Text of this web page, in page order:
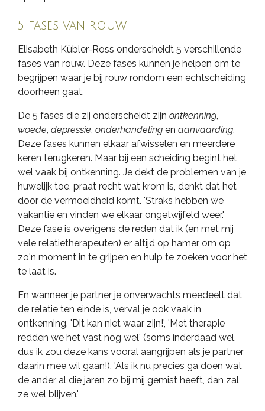
5 fases van rouw
Elisabeth Kübler-Ross onderscheidt 5 verschillende
fases van rouw. Deze fases kunnen je helpen om te
begrijpen waar je bij rouw rondom een echtscheiding
doorheen gaat.
De 5 fases die zij onderscheidt zijn ontkenning
woede depressie onderhandeling en aanvaarding.
Deze fases kunnen elkaar afwisselen en meerdere
keren terugkeren. Maar bij een scheiding begint het
wel vaak bij ontkenning. Je dekt de problemen van je
huwelijk toe, praat recht wat krom is, denkt dat het
door de vermoeidheid komt. 'Straks hebben we
vakantie en vinden we elkaar ongetwijfeld weer.'
Deze fase is overigens de reden dat ik (en met mij
vele relatietherapeuten) er altijd op hamer om op
zo'n moment in te grijpen en hulp te zoeken voor het
te laat is.
En wanneer je partner je onverwachts meedeelt dat
de relatie ten einde is, verval je ook vaak in
ontkenning. 'Dit kan niet waar zijn!', 'Met therapie
redden we het vast nog wel' (soms inderdaad wel,
dus ik zou deze kans vooral aangrijpen als je partner
daarin mee wil gaan!), 'Als ik nu precies ga doen wat
de ander al die jaren zo bij mij gemist heeft, dan zal
ze wel blijven.'